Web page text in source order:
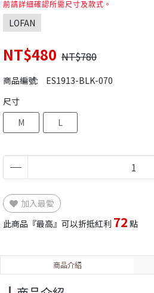
前請詳細確認所需尺寸及款式。
LOFAN
NT$480 NT$780
商品編號:
ES1913-BLK-070
尺寸
M
L
加入最愛
此商品『最高』可以折抵紅利 72 點
商品介紹